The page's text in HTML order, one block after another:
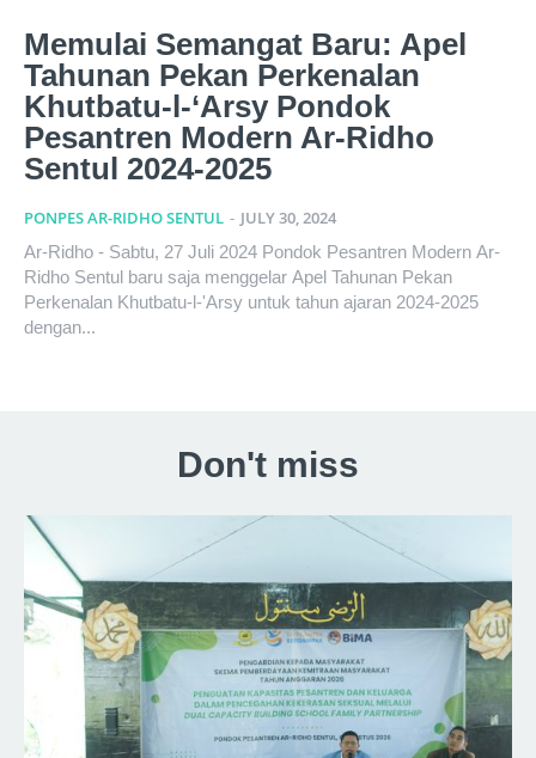
Memulai Semangat Baru: Apel
Tahunan Pekan Perkenalan
Khutbatu-l-‘Arsy Pondok
Pesantren Modern Ar-Ridho
Sentul 2024-2025
PONPES AR-RIDHO SENTUL - JULY 30, 2024
Ar-Ridho - Sabtu, 27 Juli 2024 Pondok Pesantren Modern Ar-
Ridho Sentul baru saja menggelar Apel Tahunan Pekan
Perkenalan Khutbatu-l-'Arsy untuk tahun ajaran 2024-2025
dengan...
Don't miss